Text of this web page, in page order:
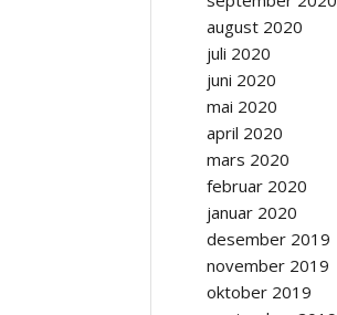
august 2020
juli 2020
juni 2020
mai 2020
april 2020
mars 2020
februar 2020
januar 2020
desember 2019
november 2019
oktober 2019